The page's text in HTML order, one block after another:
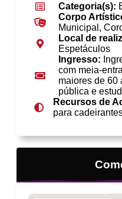
Categoria(s):
Corpo
Municipal,
Local de
Espetáculos
Ingresso:
com meia-
maiores de 60
pública e
Recursos de
para